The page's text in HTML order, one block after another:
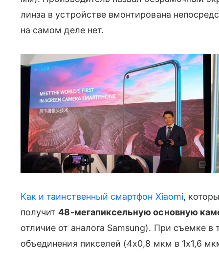
линза в устройстве вмонтирована
на самом деле нет.
Как и таинственный смартфон Xiaomi,
получит48-мегапиксельную основную
отличие от аналога Samsung). При съемке в
объединения пикселей (4х0,8 мкм в 1х1,6